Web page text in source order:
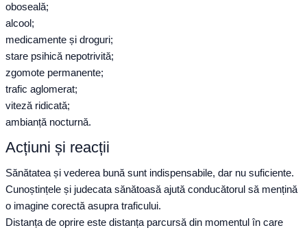
oboseală;
alcool;
medicamente și droguri;
stare psihică nepotrivită;
zgomote permanente;
trafic aglomerat;
viteză ridicată;
ambianță nocturnă.
Acțiuni și reacții
Sănătatea și vederea bună sunt indispensabile, dar nu suficiente.
Cunoștințele și judecata sănătoasă ajută conducătorul să mențină
o imagine corectă asupra traficului.
Distanța de oprire este distanța parcursă din momentul în care